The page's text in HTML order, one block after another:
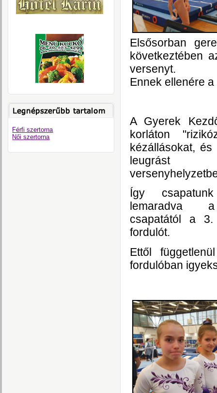
Férfi szertorna
Női szertorna
Elsősorban
következtében
versenyt.
Ennek ellenére
A Gyerek
korláton
kézállásokat,
leugrást
Így
lemaradva
csapatától a
fordulót.
Ettől
fordulóban